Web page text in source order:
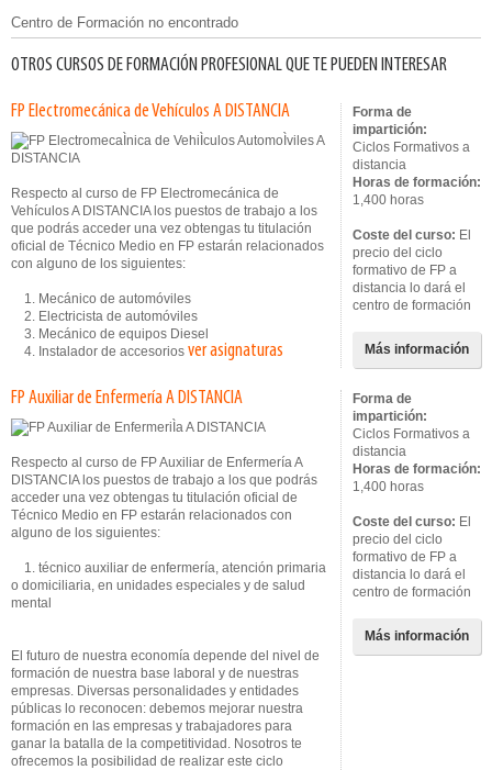
Centro de Formación no encontrado
OTROS CURSOS DE FORMACIÓN PROFESIONAL QUE TE PUEDEN INTERESAR
FP Electromecánica de Vehículos A DISTANCIA
Respecto al curso de FP Electromecánica de
Vehículos A DISTANCIA los puestos de trabajo a los
que podrás acceder una vez obtengas tu titulación
oficial de Técnico Medio en FP estarán relacionados
con alguno de los siguientes:
1. Mecánico de automóviles
2. Electricista de automóviles
3. Mecánico de equipos Diesel
4. Instalador de accesorios ver asignaturas
Forma de
impartición:
Ciclos Formativos a
distancia
Horas de formación:
1,400 horas
Coste del curso: El
precio del ciclo
formativo de FP a
distancia lo dará el
centro de formación
Más información
FP Auxiliar de Enfermería A DISTANCIA
Respecto al curso de FP Auxiliar de Enfermería A
DISTANCIA los puestos de trabajo a los que podrás
acceder una vez obtengas tu titulación oficial de
Técnico Medio en FP estarán relacionados con
alguno de los siguientes:
1. técnico auxiliar de enfermería, atención primaria
o domiciliaria, en unidades especiales y de salud
mental
El futuro de nuestra economía depende del nivel de
formación de nuestra base laboral y de nuestras
empresas. Diversas personalidades y entidades
públicas lo reconocen: debemos mejorar nuestra
formación en las empresas y trabajadores para
ganar la batalla de la competitividad. Nosotros te
ofrecemos la posibilidad de realizar este ciclo
Forma de
impartición:
Ciclos Formativos a
distancia
Horas de formación:
1,400 horas
Coste del curso: El
precio del ciclo
formativo de FP a
distancia lo dará el
centro de formación
Más información